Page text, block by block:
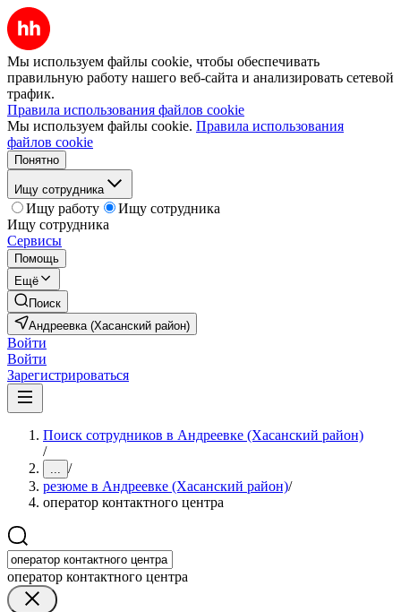
Мы используем файлы cookie, чтобы обеспечивать
правильную работу нашего веб-сайта и анализировать сетевой
трафик.
Правила использования файлов cookie
Мы используем файлы cookie. Правила использования
файлов cookie
Понятно
Ищу сотрудника
Ищу работу
Ищу сотрудника
Ищу сотрудника
Сервисы
Помощь
Ещё
Поиск
Андреевка (Хасанский район)
Войти
Войти
Зарегистрироваться
Поиск сотрудников в Андреевке (Хасанский район)
/
... /
резюме в Андреевке (Хасанский район)/
оператор контактного центра
оператор контактного центра